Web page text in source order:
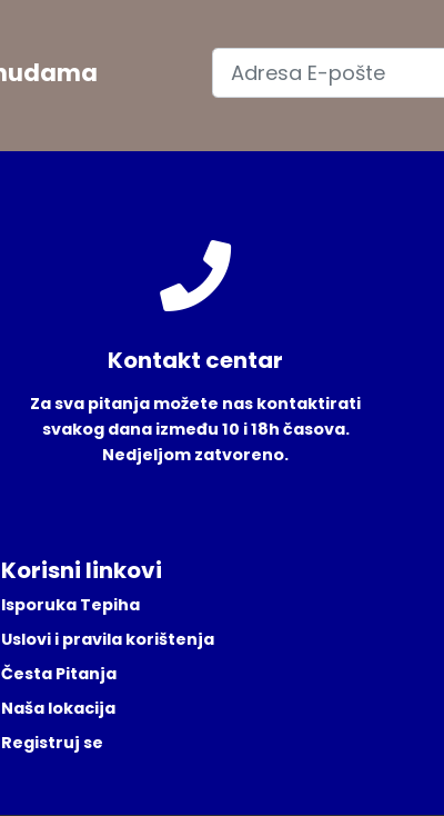
Kontakt centar
Za sva pitanja možete nas kontaktirati
svakog dana između 10 i 18h časova.
Nedjeljom zatvoreno.
Korisni linkovi
Isporuka Tepiha
Uslovi i pravila korištenja
Česta Pitanja
Naša lokacija
Registruj se